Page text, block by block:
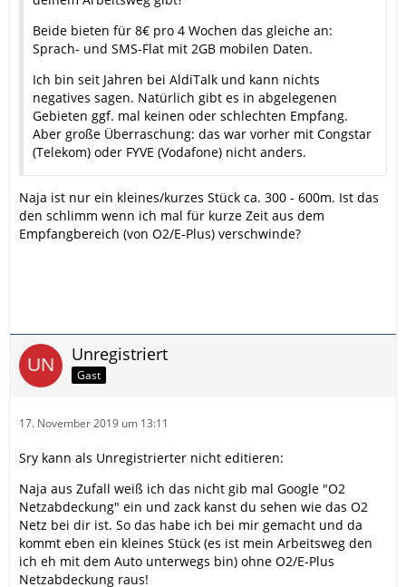
Beide bieten für 8€ pro 4 Wochen das gleiche an:
Sprach- und SMS-Flat mit 2GB mobilen Daten.
Ich bin seit Jahren bei AldiTalk und kann nichts
negatives sagen. Natürlich gibt es in abgelegenen
Gebieten ggf. mal keinen oder schlechten Empfang.
Aber große Überraschung: das war vorher mit Congstar
(Telekom) oder FYVE (Vodafone) nicht anders.
Naja ist nur ein kleines/kurzes Stück ca. 300 - 600m. Ist das
den schlimm wenn ich mal für kurze Zeit aus dem
Empfangbereich (von O2/E-Plus) verschwinde?
Unregistriert
Gast
17. November 2019 um 13:11
Sry kann als Unregistrierter nicht editieren:
Naja aus Zufall weiß ich das nicht gib mal Google "O2
Netzabdeckung" ein und zack kanst du sehen wie das O2
Netz bei dir ist. So das habe ich bei mir gemacht und da
kommt eben ein kleines Stück (es ist mein Arbeitsweg den
ich eh mit dem Auto unterwegs bin) ohne O2/E-Plus
Netzabdeckung raus!